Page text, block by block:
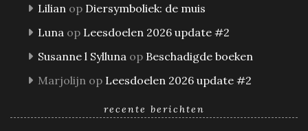
Lilian op Diersymboliek: de muis
Luna op Leesdoelen 2026 update #2
Susanne l Sylluna op Beschadigde boeken
Marjolijn op Leesdoelen 2026 update #2
recente berichten